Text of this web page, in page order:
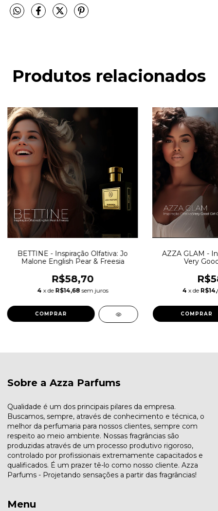
Produtos relacionados
BETTINE - Inspiração Olfativa: Jo
Malone English Pear & Freesia
R$58,70
4 x de R$14,68 sem juros
COMPRAR
AZZA GLAM -
Very
4 x de
COMPRAR
Sobre a Azza Parfums
Qualidade é um dos principais pilares da empresa.
Buscamos, sempre, através de conhecimento e técnica, o
melhor da perfumaria para nossos clientes, sempre com
respeito ao meio ambiente. Nossas fragrâncias são
produzidas através de um processo produtivo rigoroso,
controlado por profissionais extremamente capacitados e
qualificados. É um prazer tê-lo como nosso cliente. Azza
Parfums - Projetando sensações a partir das fragrâncias!
Menu